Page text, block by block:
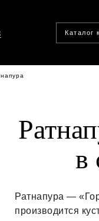
Каталог
в
Ратнапура —
производится